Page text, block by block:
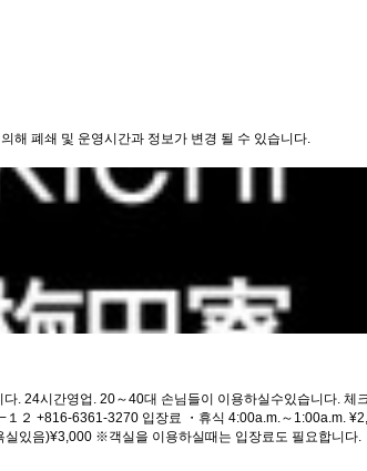
해 폐쇄 및 운영시간과 정보가 변경 될 수 있습니다.
. 24시간영업. 20～40대 손님들이 이용하실수있습니다. 체
２ +816-6361-3270 입장료 ・휴식 4:00a.m.～1:00a.m.
있음)¥3,000 ※객실을 이용하실때는 입장료도 필요합니다.